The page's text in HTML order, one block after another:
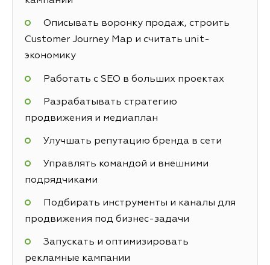
Описывать воронку продаж, строить
Customer Journey Map и считать unit-
экономику
Работать с SEO в больших проектах
Разрабатывать стратегию
продвижения и медиаплан
Улучшать репутацию бренда в сети
Управлять командой и внешними
подрядчиками
Подбирать инструменты и каналы для
продвижения под бизнес-задачи
Запускать и оптимизировать
рекламные кампании